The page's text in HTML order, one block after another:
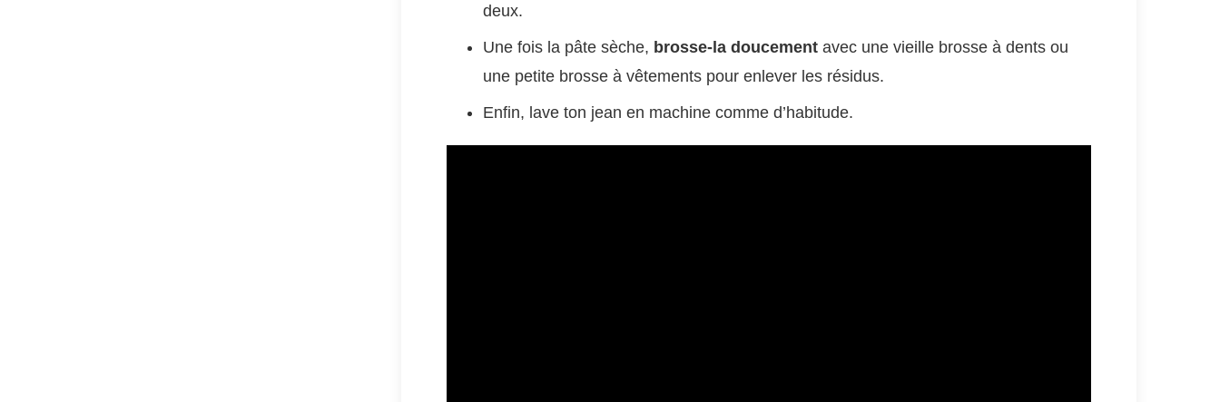
deux.
Une fois la pâte sèche, brosse-la doucement avec une vieille brosse à dents ou
une petite brosse à vêtements pour enlever les résidus.
Enfin, lave ton jean en machine comme d’habitude.